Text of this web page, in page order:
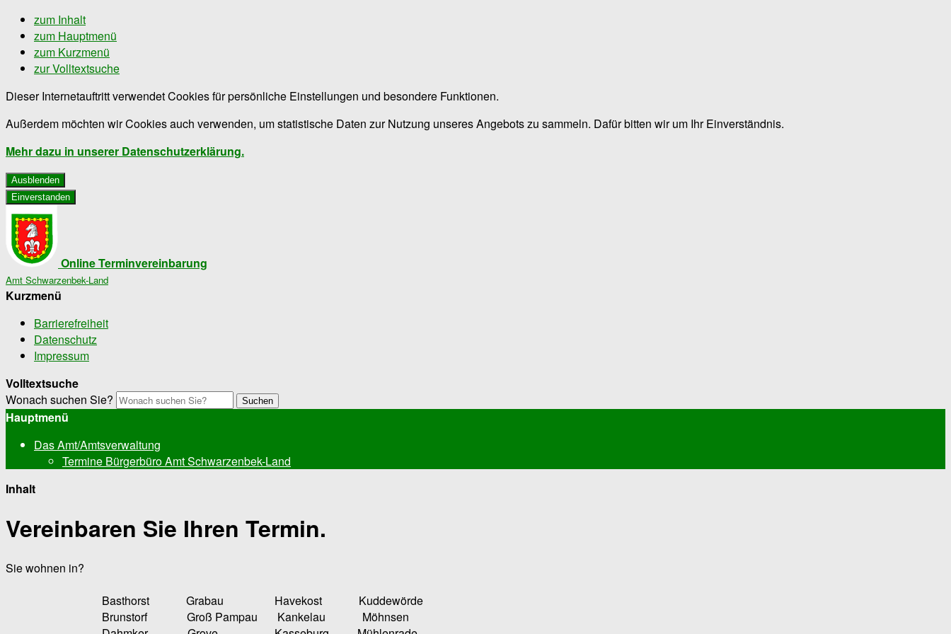
zum Inhalt
zum Hauptmenü
zum Kurzmenü
zur Volltextsuche
Dieser Internetauftritt verwendet Cookies für persönliche Einstellungen und besondere Funktionen.
Außerdem möchten wir Cookies auch verwenden, um statistische Daten zur Nutzung unseres Angebots zu sammeln. Dafür bitten wir um Ihr Einverständnis.
Mehr dazu in unserer Datenschutzerklärung.
Ausblenden
Einverstanden
Online Terminvereinbarung
Amt Schwarzenbek-Land
Kurzmenü
Barrierefreiheit
Datenschutz
Impressum
Volltextsuche
Wonach suchen Sie?
Suchen
Hauptmenü
Das Amt/Amtsverwaltung
Termine Bürgerbüro Amt Schwarzenbek-Land
Inhalt
Vereinbaren Sie Ihren Termin.
Sie wohnen in?
Basthorst Grabau Havekost Kuddewörde
Brunstorf Groß Pampau Kankelau Möhnsen